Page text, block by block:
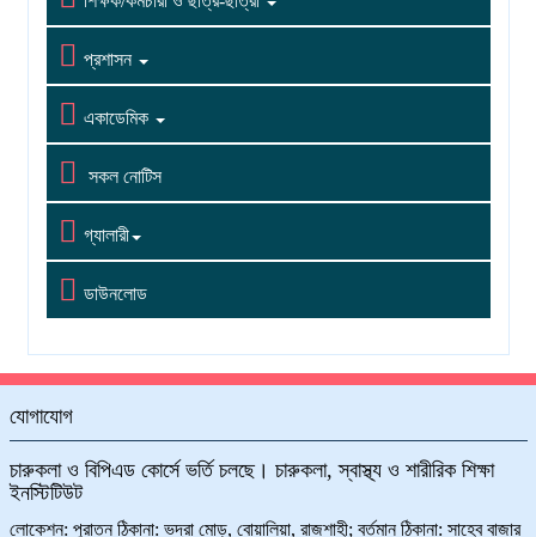
 প্রশাসন
 একাডেমিক
 সকল নোটিস
 গ্যালারী
 ডাউনলোড
যোগাযোগ
চারুকলা ও বিপিএড কোর্সে ভর্তি চলছে। চারুকলা, স্বাস্থ্য ও শারীরিক শিক্ষা
ইনস্টিটিউট
লোকেশন: পুরাতন ঠিকানা: ভদ্রা মোড়, বোয়ালিয়া, রাজশাহী; বর্তমান ঠিকানা: সাহেব বাজার